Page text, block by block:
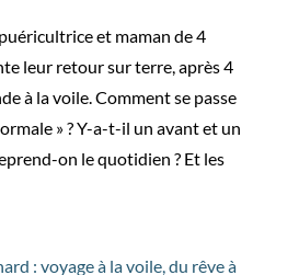
et maman de 4
leur retour sur terre, après 4
à la voile. Comment se passe
» ? Y-a-t-il un avant et un
on le quotidien ? Et les